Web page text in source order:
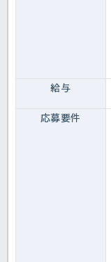
給与
応募要件